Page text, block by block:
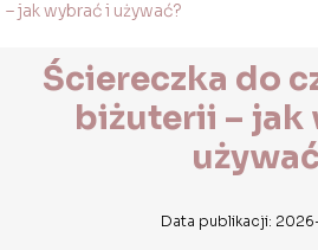
– jak wybrać i używać?
Ściereczka do
biżuterii – jak
Data publikacji: